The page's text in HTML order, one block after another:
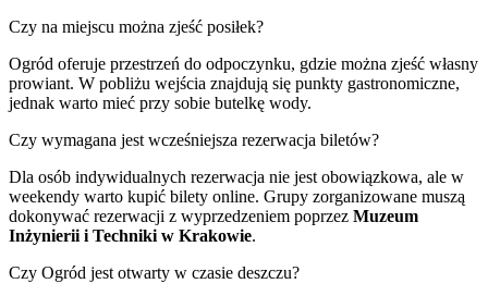
Czy na miejscu można zjeść posiłek?
Ogród oferuje przestrzeń do odpoczynku, gdzie można zjeść własny
prowiant. W pobliżu wejścia znajdują się punkty gastronomiczne,
jednak warto mieć przy sobie butelkę wody.
Czy wymagana jest wcześniejsza rezerwacja biletów?
Dla osób indywidualnych rezerwacja nie jest obowiązkowa, ale w
weekendy warto kupić bilety online. Grupy zorganizowane muszą
dokonywać rezerwacji z wyprzedzeniem poprzez Muzeum
Inżynierii i Techniki w Krakowie.
Czy Ogród jest otwarty w czasie deszczu?